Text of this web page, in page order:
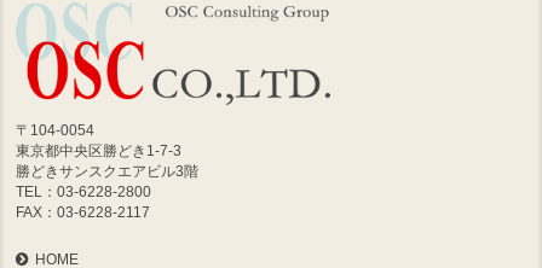
〒104-0054
東京都中央区勝どき1-7-3
勝どきサンスクエアビル3階
TEL：03-6228-2800
FAX：03-6228-2117
HOME